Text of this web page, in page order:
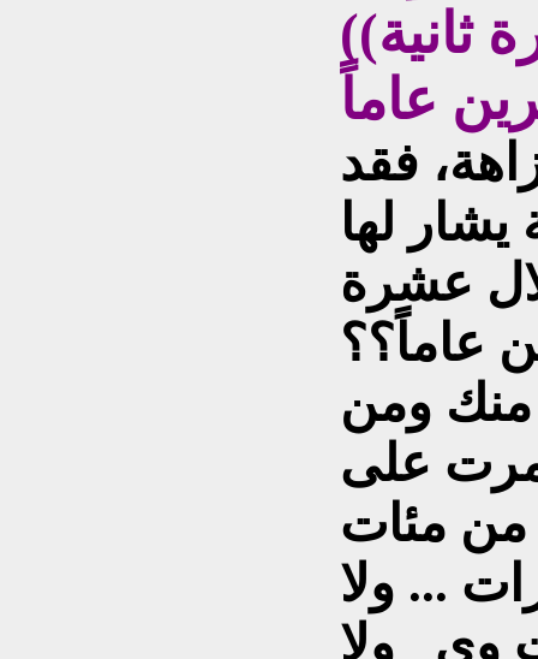
ثانية))
فقد
لها
عشرة
عاماً؟؟
منك ومن
على
من مئات
... ولا
وى ولا